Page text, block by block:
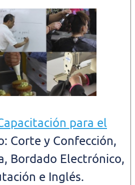
para el
Corte y Confección,
Bordado Electrónico,
e Inglés.